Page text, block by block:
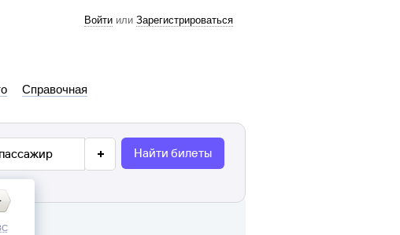
Войти или Зарегистрироваться
Справочная
пассажир Найти билеты